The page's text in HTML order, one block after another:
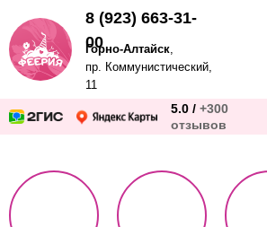
5.0 / +300
отзывов
Горно-Алтайск,
пр. Коммунистический,
11
8 (923) 663-31-
00